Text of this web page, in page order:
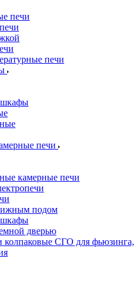
печи
печи
печи
камерные печи
подом
дверью
колпаковые СГО для фьюзинга,